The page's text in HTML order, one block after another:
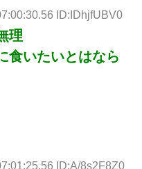
ID:IDhjfUBV0
理
食いたいとはなら
ID:A/8s2F8Z0